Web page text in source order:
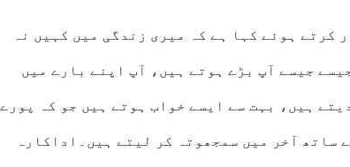
کرتے ہوئے کہا ہے کہ میری زندگی میں کہیں نہ
جیسے آپ بڑے ہوتے ہیں، آپ اپنے بارے میں
ہیں، بہت سے ایسے خواب ہوتے ہیں جو کہ پورے
ساتھ آخر میں سمجھوتہ کر لیتے ہیں۔اداکارہ